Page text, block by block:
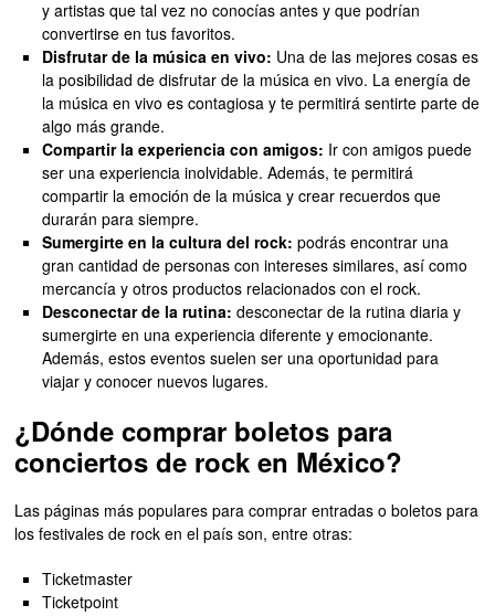
y artistas que tal vez no conocías antes y que podrían
convertirse en tus favoritos.
Disfrutar de la música en vivo: Una de las mejores cosas es
la posibilidad de disfrutar de la música en vivo. La energía de
la música en vivo es contagiosa y te permitirá sentirte parte de
algo más grande.
Compartir la experiencia con amigos: Ir con amigos puede
ser una experiencia inolvidable. Además, te permitirá
compartir la emoción de la música y crear recuerdos que
durarán para siempre.
Sumergirte en la cultura del rock: podrás encontrar una
gran cantidad de personas con intereses similares, así como
mercancía y otros productos relacionados con el rock.
Desconectar de la rutina: desconectar de la rutina diaria y
sumergirte en una experiencia diferente y emocionante.
Además, estos eventos suelen ser una oportunidad para
viajar y conocer nuevos lugares.
¿Dónde comprar boletos para
conciertos de rock en México?
Las páginas más populares para comprar entradas o boletos para
los festivales de rock en el país son, entre otras:
Ticketmaster
Ticketpoint